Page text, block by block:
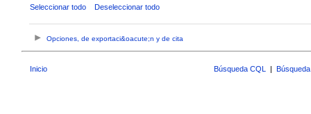
Seleccionar todo Deseleccionar todo
Opciones, de exportaci&oacute;n y de cita
Inicio Búsqueda CQL |